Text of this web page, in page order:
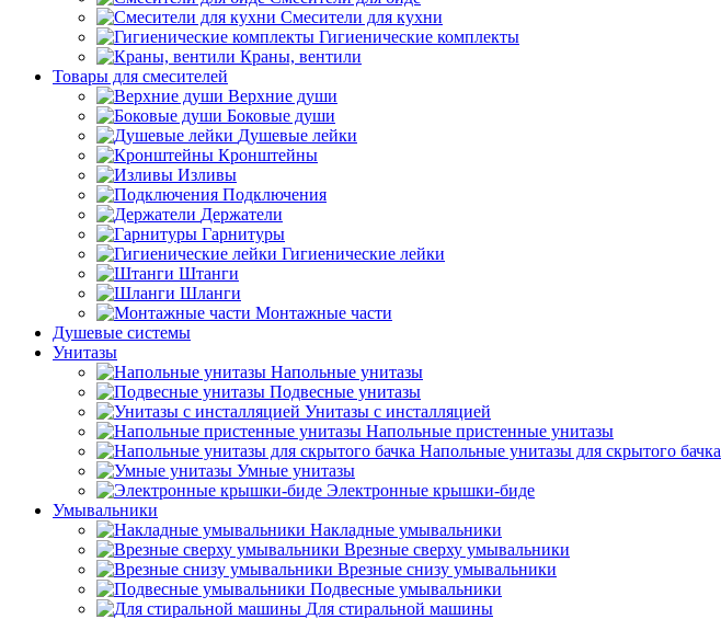
Смесители для кухни
Гигиенические комплекты
Краны, вентили
Товары для смесителей
Верхние души
Боковые души
Душевые лейки
Кронштейны
Изливы
Подключения
Держатели
Гарнитуры
Гигиенические лейки
Штанги
Шланги
Монтажные части
Душевые системы
Унитазы
Напольные унитазы
Подвесные унитазы
Унитазы с инсталляцией
Напольные пристенные унитазы
Напольные унитазы для скрытого бачка
Умные унитазы
Электронные крышки-биде
Умывальники
Накладные умывальники
Врезные сверху умывальники
Врезные снизу умывальники
Подвесные умывальники
Для стиральной машины